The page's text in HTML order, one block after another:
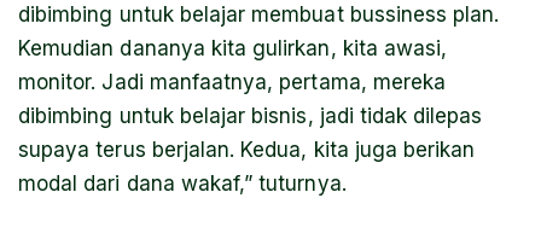
dibimbing untuk belajar membuat bussiness plan.
Kemudian dananya kita gulirkan, kita awasi,
monitor. Jadi manfaatnya, pertama, mereka
dibimbing untuk belajar bisnis, jadi tidak dilepas
supaya terus berjalan. Kedua, kita juga berikan
modal dari dana wakaf,” tuturnya.